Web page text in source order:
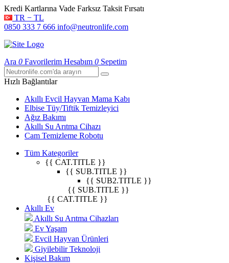
Kredi Kartlarına Vade Farksız Taksit Fırsatı
TR − TL
0850 333 7 666 info@neutronlife.com
Ara 0 Favorilerim Hesabım 0 Sepetim
Hızlı Bağlantılar
Akıllı Evcil Hayvan Mama Kabı
Elbise Tüy/Tiftik Temizleyici
Ağız Bakımı
Akıllı Su Arıtma Cihazı
Cam Temizleme Robotu
Tüm Kategoriler
{{ CAT.TITLE }}
{{ SUB.TITLE }}
{{ SUB2.TITLE }}
{{ SUB.TITLE }}
{{ CAT.TITLE }}
Akıllı Ev
Akıllı Su Arıtma Cihazları
Ev Yaşam
Evcil Hayvan Ürünleri
Giyilebilir Teknoloji
Kişisel Bakım